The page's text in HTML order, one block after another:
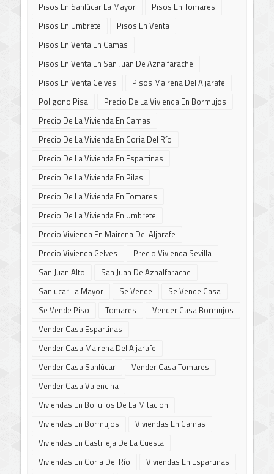
Pisos En Sanlúcar La Mayor
Pisos En Tomares
Pisos En Umbrete
Pisos En Venta
Pisos En Venta En Camas
Pisos En Venta En San Juan De Aznalfarache
Pisos En Venta Gelves
Pisos Mairena Del Aljarafe
Poligono Pisa
Precio De La Vivienda En Bormujos
Precio De La Vivienda En Camas
Precio De La Vivienda En Coria Del Río
Precio De La Vivienda En Espartinas
Precio De La Vivienda En Pilas
Precio De La Vivienda En Tomares
Precio De La Vivienda En Umbrete
Precio Vivienda En Mairena Del Aljarafe
Precio Vivienda Gelves
Precio Vivienda Sevilla
San Juan Alto
San Juan De Aznalfarache
Sanlucar La Mayor
Se Vende
Se Vende Casa
Se Vende Piso
Tomares
Vender Casa Bormujos
Vender Casa Espartinas
Vender Casa Mairena Del Aljarafe
Vender Casa Sanlúcar
Vender Casa Tomares
Vender Casa Valencina
Viviendas En Bollullos De La Mitacion
Viviendas En Bormujos
Viviendas En Camas
Viviendas En Castilleja De La Cuesta
Viviendas En Coria Del Río
Viviendas En Espartinas